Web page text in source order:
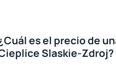
es el precio de
Slaskie-Zdroj?